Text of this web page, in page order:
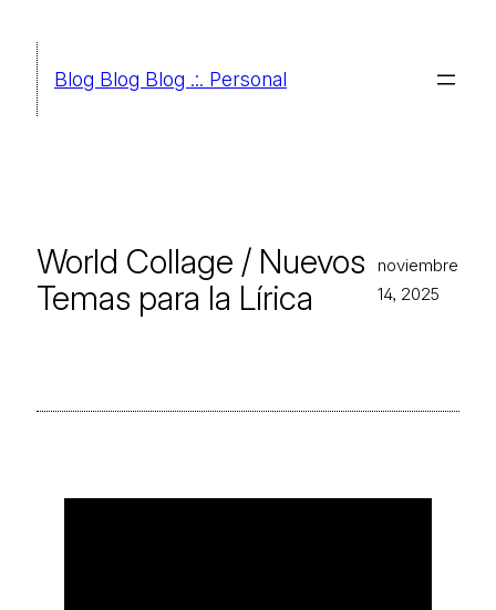
contenido
Blog Blog Blog .:. Personal
World Collage / Nuevos
Temas para la Lírica
noviembre
14, 2025